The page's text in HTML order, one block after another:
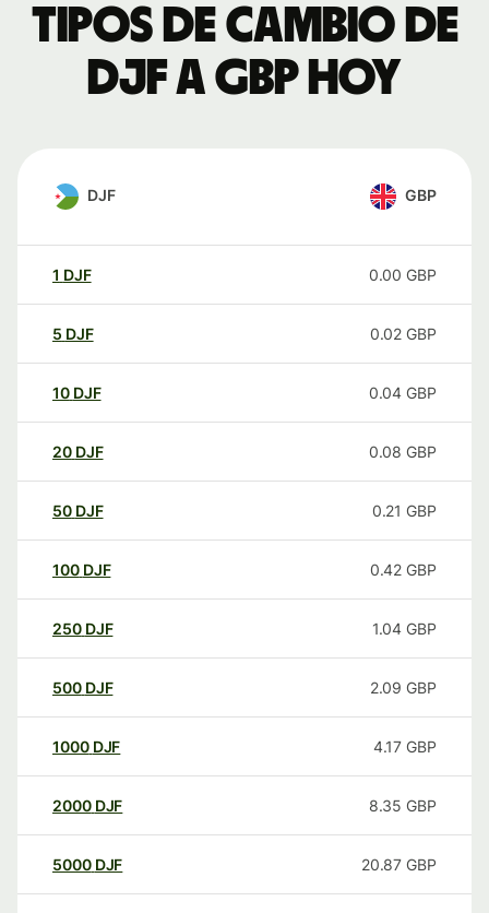
Tipos de cambio de
DJF a GBP hoy
DJF GBP
1 DJF 0.00 GBP
5 DJF 0.02 GBP
10 DJF 0.04 GBP
20 DJF 0.08 GBP
50 DJF 0.21 GBP
100 DJF 0.42 GBP
250 DJF 1.04 GBP
500 DJF 2.09 GBP
1000 DJF 4.17 GBP
2000 DJF 8.35 GBP
5000 DJF 20.87 GBP